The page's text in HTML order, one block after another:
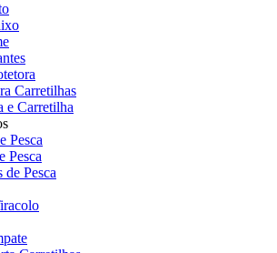
Carretilhas
e Carretilha
Pesca
Pesca
Pesca